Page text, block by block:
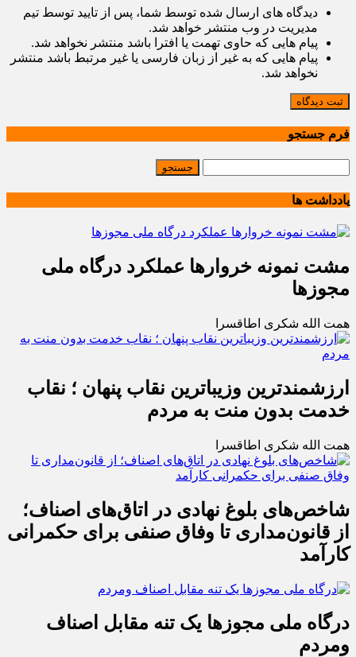
دیدگاه های ارسال شده توسط شما، پس از تایید توسط تیم
مدیریت در وب منتشر خواهد شد.
پیام هایی که حاوی تهمت یا افترا باشد منتشر نخواهد شد.
پیام هایی که به غیر از زبان فارسی یا غیر مرتبط باشد منتشر
نخواهد شد.
ثبت دیدگاه
فرم جستجو
یادداشت ها
مشت نمونه خروارها عملکرد درگاه ملی
مجوزها
همت الله شکری اطاقسرا
ارزشمندترین وزیباترین نقاب پنهان ؛ نقاب
خدمت بدون منت به مردم
همت الله شکری اطاقسرا
شاخص‌های بلوغ نهادی در اتاق‌های اصناف؛
از قانون‌مداری تا وفاق صنفی برای حکمرانی
کارآمد
درگاه ملی مجوزها یک تنه مقابل اصناف
ومردم